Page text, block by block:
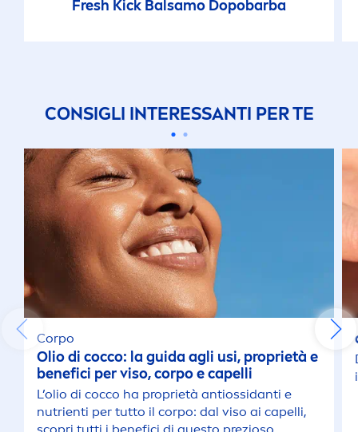
Fresh Kick Balsamo Dopobarba
CONSIGLI INTERESSANTI PER TE
Corpo
Olio di cocco: la guida agli usi, proprietà e
benefici per viso, corpo e capelli
L’olio di cocco ha proprietà antiossidanti e
nutrienti per tutto il corpo: dal viso ai capelli,